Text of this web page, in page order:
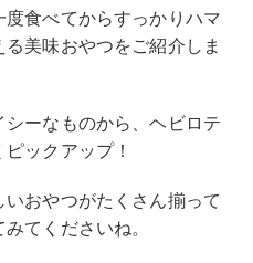
食べてからすっかりハマ
美味おやつをご紹介しま
ーなものから、ヘビロテ
ックアップ！
おやつがたくさん揃って
てくださいね。